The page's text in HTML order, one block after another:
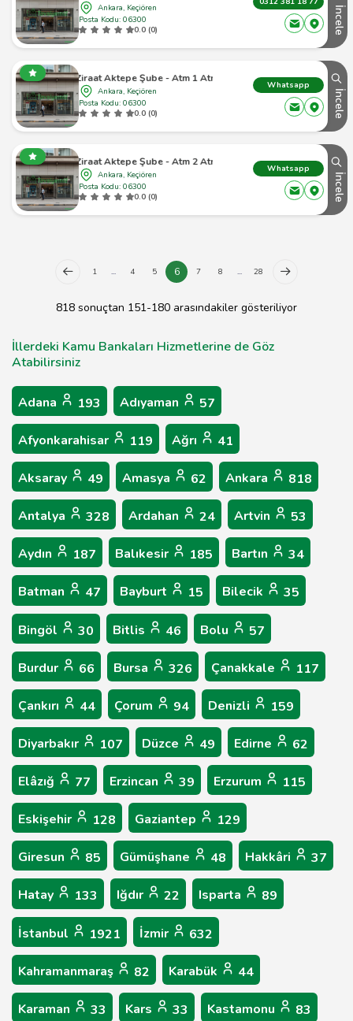
Ankara, Keçiören
Posta Kodu: 06300
0.0 (0)
İncele
Ziraat Aktepe Şube - Atm 1 Atm
Ankara, Keçiören
Posta Kodu: 06300
0.0 (0)
Whatsapp
İncele
Ziraat Aktepe Şube - Atm 2 Atm
Ankara, Keçiören
Posta Kodu: 06300
0.0 (0)
Whatsapp
İncele
1 ... 4 5 6 7 8 ... 28
818 sonuçtan 151-180 arasındakiler gösteriliyor
İllerdeki Kamu Bankaları Hizmetlerine de Göz
Atabilirsiniz
Adana 193 Adıyaman 57
Afyonkarahisar 119 Ağrı 41
Aksaray 49 Amasya 62 Ankara 818
Antalya 328 Ardahan 24 Artvin 53
Aydın 187 Balıkesir 185 Bartın 34
Batman 47 Bayburt 15 Bilecik 35
Bingöl 30 Bitlis 46 Bolu 57
Burdur 66 Bursa 326 Çanakkale 117
Çankırı 44 Çorum 94 Denizli 159
Diyarbakır 107 Düzce 49 Edirne 62
Elâzığ 77 Erzincan 39 Erzurum 115
Eskişehir 128 Gaziantep 129
Giresun 85 Gümüşhane 48 Hakkâri 37
Hatay 133 Iğdır 22 Isparta 89
İstanbul 1921 İzmir 632
Kahramanmaraş 82 Karabük 44
Karaman 33 Kars 33 Kastamonu 83